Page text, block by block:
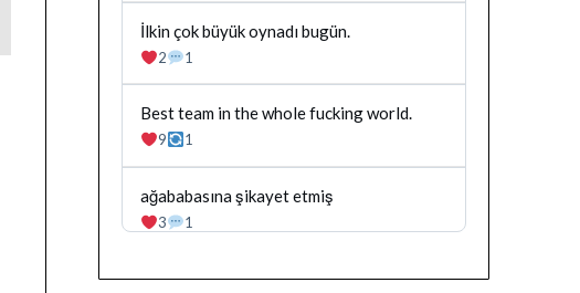
goruntule
Bluesky'da
Dağhan
Irak
tarafindan
yazilan
gonderiyi
goruntule
İlkin çok büyük oynadı bugün.
2 1
Bluesky'da
Dağhan
Irak
tarafindan
yazilan
gonderiyi
goruntule
Best team in the whole fucking world.
9 1
Bluesky'da
Dağhan
Irak
yazilan
ağababasına şikayet etmiş
3 1